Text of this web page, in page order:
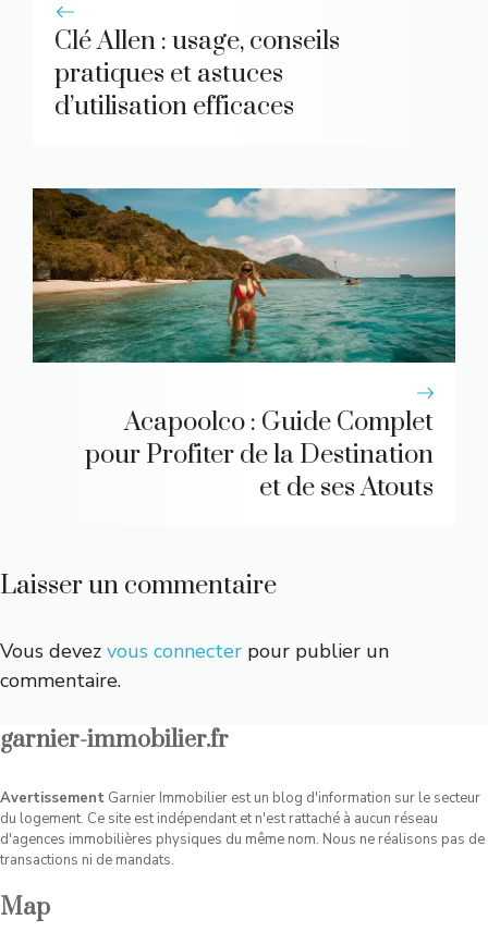
Clé Allen : usage, conseils
pratiques et astuces
d’utilisation efficaces
Acapoolco : Guide Complet
pour Profiter de la Destination
et de ses Atouts
Laisser un commentaire
Vous devez vous connecter pour publier un
commentaire.
garnier-immobilier.fr
Avertissement Garnier Immobilier est un blog d'information sur le secteur
du logement. Ce site est indépendant et n'est rattaché à aucun réseau
d'agences immobilières physiques du même nom. Nous ne réalisons pas de
transactions ni de mandats.
Map